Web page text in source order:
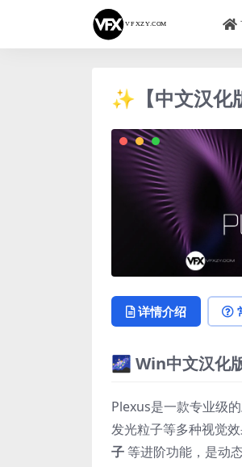
✨【中文汉化
详情介绍
🌌 Win中文汉化
Plexus是一款专业级的
发光粒子等多种视觉
子 等进阶功能，是动